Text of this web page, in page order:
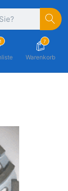
1 7
Warenkorb